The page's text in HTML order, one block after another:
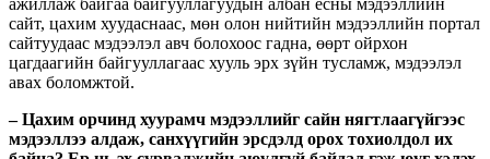
сайт, цахим хуудаснаас, мөн олон нийтийн мэдээллийн портал
сайтуудаас мэдээлэл авч болохоос гадна, өөрт ойрхон
цагдаагийн байгууллагаас хууль эрх зүйн тусламж, мэдээлэл
авах боломжтой.
– Цахим орчинд хуурамч мэдээллийг сайн нягтлаагүйгээс
мэдээллээ алдаж, санхүүгийн эрсдэлд орох тохиолдол их